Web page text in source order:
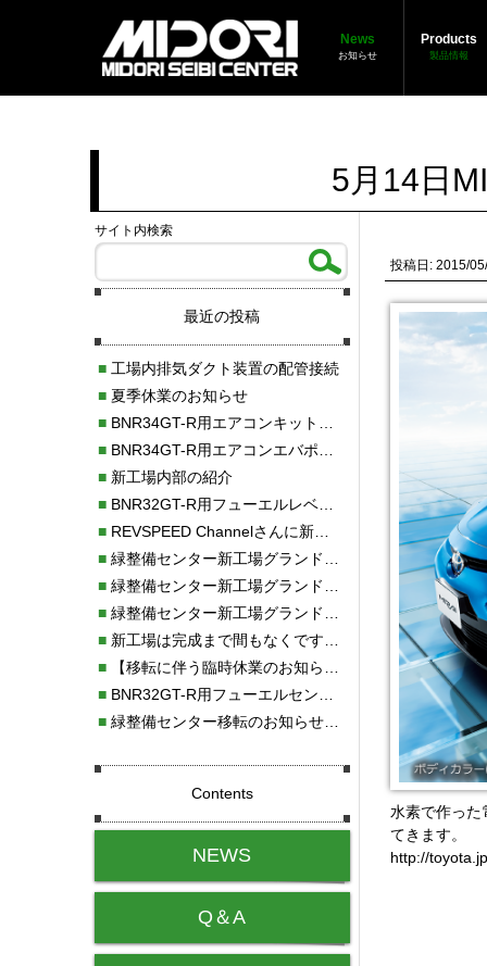
News
お知らせ
Products
製品情報
5月14日
投稿日: 2015/
水素で作った
てきます。
http://
サイト内検索
最近の投稿
■工場内排気ダクト装置の配管接続
■夏季休業のお知らせ
■BNR34GT-R用エアコンキット新発売！！
■BNR34GT-R用エアコンエバポレーターを新発売！！
■新工場内部の紹介
■BNR32GT-R用フューエルレベルセンサー新発売！！
■REVSPEED Channelさんに新社屋を紹介していただきました!!
■緑整備センター新工場グランドオープン・続報
■緑整備センター新工場グランドオープン
■緑整備センター新工場グランドオープンのお知らせ！！
■新工場は完成まで間もなくです！！
■【移転に伴う臨時休業のお知らせ】
■BNR32GT-R用フューエルセンサー新発売!!
■緑整備センター移転のお知らせ！！
Contents
NEWS
Q＆A